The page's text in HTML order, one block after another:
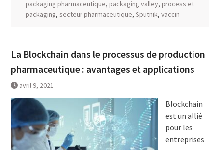
packaging pharmaceutique, packaging valley, process et
packaging, secteur pharmaceutique, Sputnik, vaccin
La Blockchain dans le processus de production
pharmaceutique : avantages et applications
avril 9, 2021
Blockchain
est un allié
pour les
entreprises